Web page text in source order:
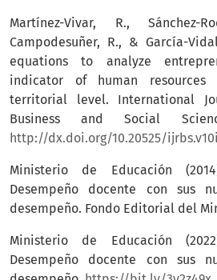
Martínez-Vivar, R., Sánchez-
Campodesuñer, R., & García-
equations to analyze
indicator of human resources
territorial level. International
Business and Social
http://dx.doi.org/10.20525/
Ministerio de Educación
Desempeño docente con sus
desempeño. Fondo Editorial del
Ministerio de Educación
Desempeño docente con sus